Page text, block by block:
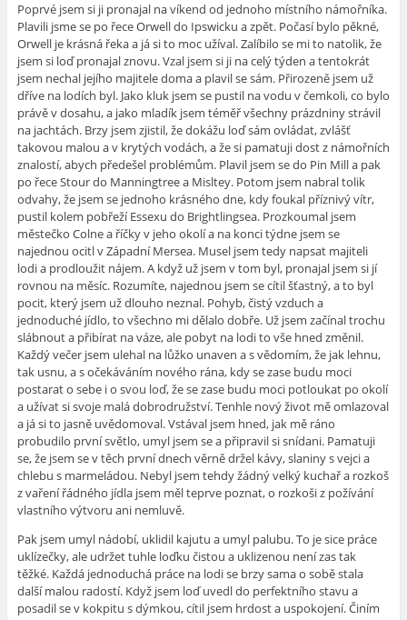
Poprvé jsem si ji pronajal na víkend od jednoho místního námořníka.
Plavili jsme se po řece Orwell do Ipswicku a zpět. Počasí bylo pěkné,
Orwell je krásná řeka a já si to moc užíval. Zalíbilo se mi to natolik, že
jsem si loď pronajal znovu. Vzal jsem si ji na celý týden a tentokrát
jsem nechal jejího majitele doma a plavil se sám. Přirozeně jsem už
dříve na lodích byl. Jako kluk jsem se pustil na vodu v čemkoli, co bylo
právě v dosahu, a jako mladík jsem téměř všechny prázdniny strávil
na jachtách. Brzy jsem zjistil, že dokážu loď sám ovládat, zvlášť
takovou malou a v krytých vodách, a že si pamatuji dost z námořních
znalostí, abych předešel problémům. Plavil jsem se do Pin Mill a pak
po řece Stour do Manningtree a Misltey. Potom jsem nabral tolik
odvahy, že jsem se jednoho krásného dne, kdy foukal příznivý vítr,
pustil kolem pobřeží Essexu do Brightlingsea. Prozkoumal jsem
městečko Colne a říčky v jeho okolí a na konci týdne jsem se
najednou ocitl v Západní Mersea. Musel jsem tedy napsat majiteli
lodi a prodloužit nájem. A když už jsem v tom byl, pronajal jsem si jí
rovnou na měsíc. Rozumíte, najednou jsem se cítil šťastný, a to byl
pocit, který jsem už dlouho neznal. Pohyb, čistý vzduch a
jednoduché jídlo, to všechno mi dělalo dobře. Už jsem začínal trochu
slábnout a přibírat na váze, ale pobyt na lodi to vše hned změnil.
Každý večer jsem ulehal na lůžko unaven a s vědomím, že jak lehnu,
tak usnu, a s očekáváním nového rána, kdy se zase budu moci
postarat o sebe i o svou loď, že se zase budu moci potloukat po okolí
a užívat si svoje malá dobrodružství. Tenhle nový život mě omlazoval
a já si to jasně uvědomoval. Vstával jsem hned, jak mě ráno
probudilo první světlo, umyl jsem se a připravil si snídani. Pamatuji
se, že jsem se v těch první dnech věrně držel kávy, slaniny s vejci a
chlebu s marmeládou. Nebyl jsem tehdy žádný velký kuchař a rozkoš
z vaření řádného jídla jsem měl teprve poznat, o rozkoši z požívání
vlastního výtvoru ani nemluvě.
Pak jsem umyl nádobí, uklidil kajutu a umyl palubu. To je sice práce
uklízečky, ale udržet tuhle loďku čistou a uklizenou není zas tak
těžké. Každá jednoduchá práce na lodi se brzy sama o sobě stala
další malou radostí. Když jsem loď uvedl do perfektního stavu a
posadil se v kokpitu s dýmkou, cítil jsem hrdost a uspokojení. Činím